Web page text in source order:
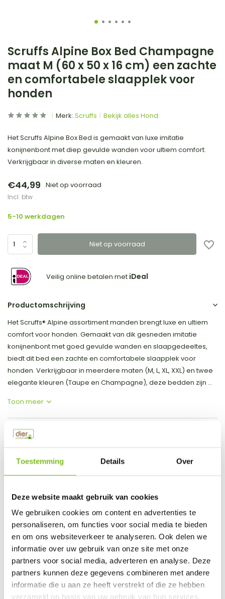
Toestemming Details Over
Deze website maakt gebruik van cookies
We gebruiken cookies om content en advertenties te
personaliseren, om functies voor social media te bieden
en om ons websiteverkeer te analyseren. Ook delen we
informatie over uw gebruik van onze site met onze
partners voor social media, adverteren en analyse. Deze
partners kunnen deze gegevens combineren met andere
informatie die u aan ze heeft verstrekt of die ze hebben
verzameld op basis van uw gebruik van hun services.
Scruffs Alpine Box Bed Champagne
maat M (60 x 50 x 16 cm) een zachte
en comfortabele slaapplek voor
honden
Merk: Scruffs Bekijk alles Hond
Het Scruffs Alpine Box Bed is gemaakt van luxe imitatie
konijnenbont met diep gevulde wanden voor ultiem comfort.
Verkrijgbaar in diverse maten en kleuren.
€44,99 Niet op voorraad
Incl. btw
5-10 werkdagen
Niet op voorraad
Veilig online betalen met iDeal
Productomschrijving
Het Scruffs® Alpine assortiment manden brengt luxe en ultiem
comfort voor honden. Gemaakt van dik gesneden imitatie
konijnenbont met goed gevulde wanden en slaapgedeeltes,
biedt dit bed een zachte en comfortabele slaapplek voor
honden. Verkrijgbaar in meerdere maten (M, L, XL, XXL) en twee
elegante kleuren (Taupe en Champagne), deze bedden zijn ...
Toon meer
Productspecificaties
SKU 8521
EAN 5060328829696
Vergelijk Delen
Do you have a question about this product?
Our employee is happy to help you find the right product
Send mail
This product is available in the following variants: